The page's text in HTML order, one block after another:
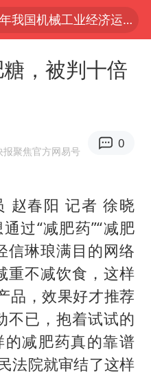
上半年我国机械工业经济运行稳中有进
泰国枪击案凶手先杀祖父母后行凶
泰国校园枪击案死亡人数升至7人
止14岁女儿买大牌
河南某医院2.33亿工程串标案细节披露
严重违纪违法
国防部：坚决反制任何闹海挑衅图谋
王力宏演唱会黄牛带观众藏匿被查获
四川宜宾市高县发生4.9级地震
布台风蓝色预警
，被判十倍
报聚焦官方网易号
0
赵春阳 记者 徐晓
过“减肥药”“减肥
信琳琅满目的网络
重不减饮食，这样
品，效果好才推荐
不已，抱着试试的
减肥药真的靠谱
法院就审结了这样